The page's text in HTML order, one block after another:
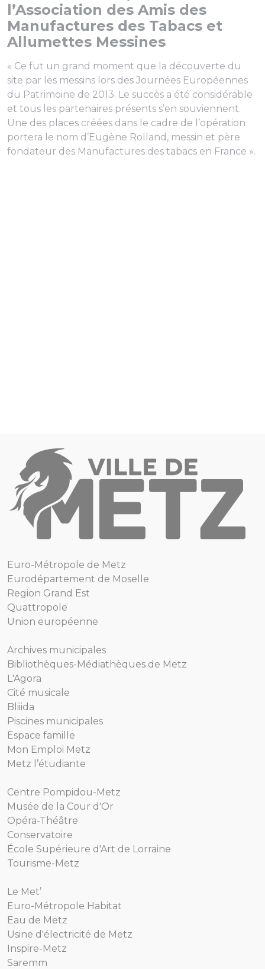
l’Association des Amis des
Manufactures des Tabacs et
Allumettes Messines
« Ce fut un grand moment que la découverte du
site par les messins lors des Journées Européennes
du Patrimoine de 2013. Le succès a été considérable
et tous les partenaires présents s’en souviennent.
Une des places créées dans le cadre de l’opération
portera le nom d’Eugène Rolland, messin et père
fondateur des Manufactures des tabacs en France ».
Euro-Métropole de Metz
Eurodépartement de Moselle
Region Grand Est
Quattropole
Union européenne
Archives municipales
Bibliothèques-Médiathèques de Metz
L'Agora
Cité musicale
Bliiida
Piscines municipales
Espace famille
Mon Emploi Metz
Metz l’étudiante
Centre Pompidou-Metz
Musée de la Cour d'Or
Opéra-Théâtre
Conservatoire
École Supérieure d'Art de Lorraine
Tourisme-Metz
Le Met’
Euro-Métropole Habitat
Eau de Metz
Usine d'électricité de Metz
Inspire-Metz
Saremm